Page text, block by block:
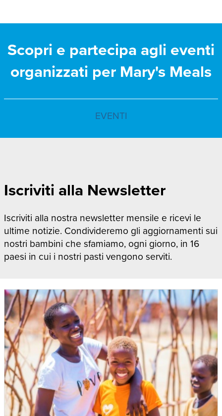
Scopri e partecipa agli eventi
organizzati per Mary's Meals
EVENTI
Iscriviti alla Newsletter
Iscriviti alla nostra newsletter mensile e ricevi le
ultime notizie. Condivideremo gli aggiornamenti sui
nostri bambini che sfamiamo, ogni giorno, in 16
paesi in cui i nostri pasti vengono serviti.